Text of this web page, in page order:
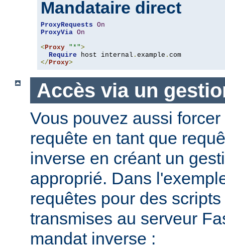
Mandataire direct
ProxyRequests On
ProxyVia On
< Proxy "*">
Require host internal . example .
</ Proxy>
Accès via un
Vous pouvez aussi
requête en tant que
inverse en créant un
approprié. Dans
requêtes pour des
transmises au serveur
mandat inverse :